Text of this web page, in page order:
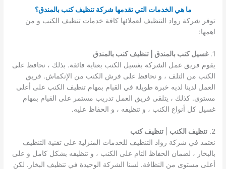
ما هي الخدمات التي تقدمها شركة تنظيف كنب بالمندق؟
توفر شركة رواد التنظيف لعملائها كافة خدمات تنظيف الكنب و من
اهمها:
1. غسيل كنب بالمندق | تنظيف كنب بالمندق
يقوم فريق عمل الشركة بغسيل الكنب بعناية فائقة. بذلك ، نحافظ على
الكنب من التلف ، و نحافظ على فرش الكنب من الإنكماش. فريق
العمل لدينا لديه خبرة طويلة في القيام بمهام تنظيف الكنب على أعلى
مستوى. كذلك ، يتلقى فريق العمل تدريب مستمر على القيام بمهام
غسيل كل أنواع الكنب ، و تنظيفه ، و الحفاظ عليه.
2. تنظيف الكنب |تنظيف كنب
نعتمد في شركة رواد التنظيف للخدمات المنزلية على تقنية التنظيف
بالبخار ، لضمان الحفاظ التام على الكنب ، و تنظيفه بشكل كامل و على
أعلى مستوى من النظافة. لسنا الشركة الوحيدة في تنظيف البخار. لكن